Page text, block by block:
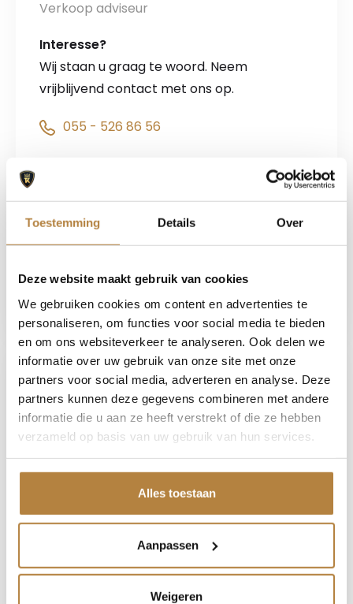
Toestemming Details Over
Deze website maakt gebruik van cookies
We gebruiken cookies om content en advertenties te
personaliseren, om functies voor social media te bieden
en om ons websiteverkeer te analyseren. Ook delen we
informatie over uw gebruik van onze site met onze
partners voor social media, adverteren en analyse. Deze
partners kunnen deze gegevens combineren met andere
informatie die u aan ze heeft verstrekt of die ze hebben
verzameld op basis van uw gebruik van hun services.
Alles toestaan
Aanpassen
Weigeren
Verkoop adviseur
Interesse?
Wij staan u graag te woord. Neem
vrijblijvend contact met ons op.
055 - 526 86 56
Maak een afspraak
Auto Keijzers
Adresgegevens
Sleutelbloemstraat 1
7322 AJ Apeldoorn
Route beschrijving
09:00-17:00
Koopzondagen*
12:00-17:00